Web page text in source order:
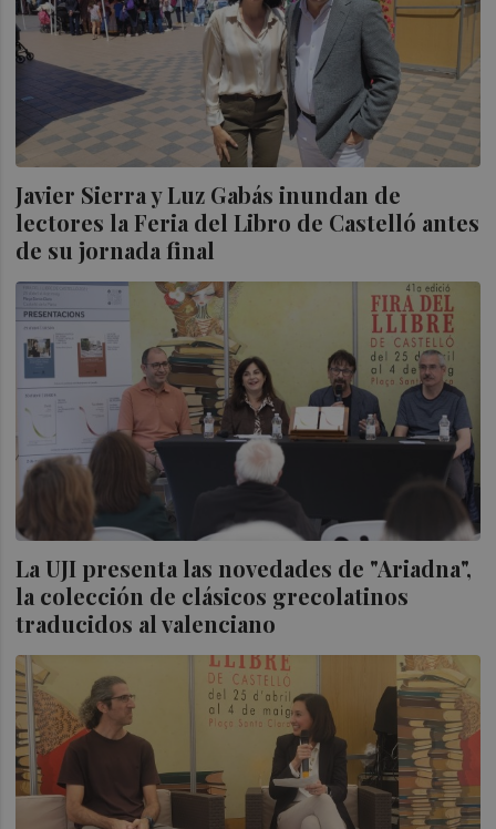
Javier Sierra y Luz Gabás inundan de
lectores la Feria del Libro de Castelló antes
de su jornada final
La UJI presenta las novedades de "Ariadna",
la colección de clásicos grecolatinos
traducidos al valenciano